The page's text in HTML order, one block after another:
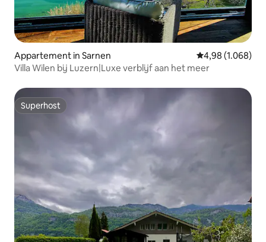
Appartement in Sarnen Gemiddelde
4,98 (1.068)
Villa Wilen bij Luzern|Luxe verblijf aan het meer
Superhost
Superhost